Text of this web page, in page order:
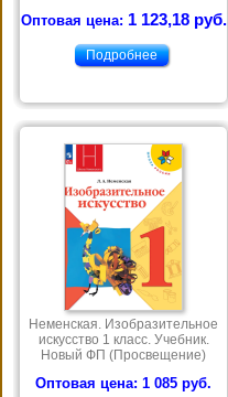
Оптовая цена: 1 123,18 руб.
Подробнее
Неменская. Изобразительное
искусство 1 класс. Учебник.
Новый ФП (Просвещение)
Оптовая цена: 1 085 руб.